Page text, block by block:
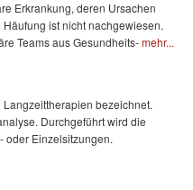
Erkrankung, deren Ursachen
ist nicht nachgewiesen.
Teams aus Gesundheits-mehr...
bezeichnet.
Durchgeführt wird die
oder Einzelsitzungen.